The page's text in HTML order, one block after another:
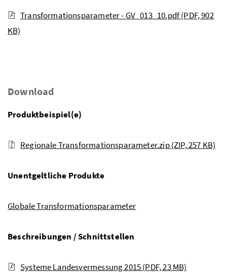
Transformationsparameter - GV_013_10.pdf(PDF, 902
KB)
Download
Produktbeispiel(e)
Regionale Transformationsparameter.zip(ZIP, 257 KB)
Unentgeltliche Produkte
Globale Transformationsparameter
Beschreibungen / Schnittstellen
Systeme Landesvermessung 2015(PDF, 23 MB)